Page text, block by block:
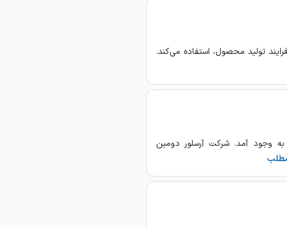
تولید محصول، استفاده می‌کند.
و فولاد میتال به وجود آمد. شرکت آرسلور دومین